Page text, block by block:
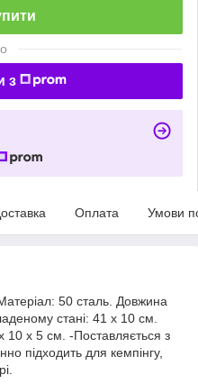
з
Оплата Умови
50 сталь. Довжина
стані: 41 х 10 см.
10 х 5 см. -Поставляється з
підходить для кемпінгу,